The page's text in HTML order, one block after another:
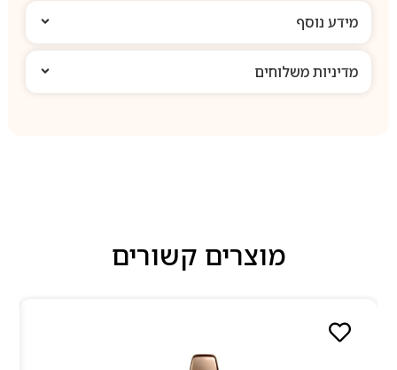
מידע נוסף
מדיניות משלוחים
מוצרים קשורים